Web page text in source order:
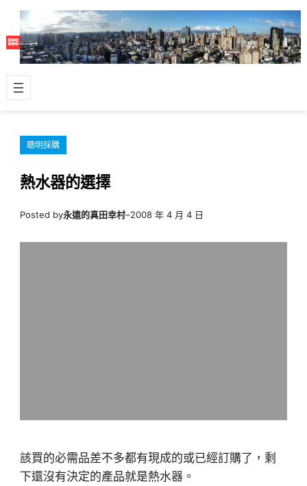
主
容
聰明採購
熱水器的選擇
Posted by永遠的真田幸村–2008 年 4 月 4 日
該買的必需品差不多都有現成的或已經訂購了，剩
下還沒有決定的產品就是熱水器。